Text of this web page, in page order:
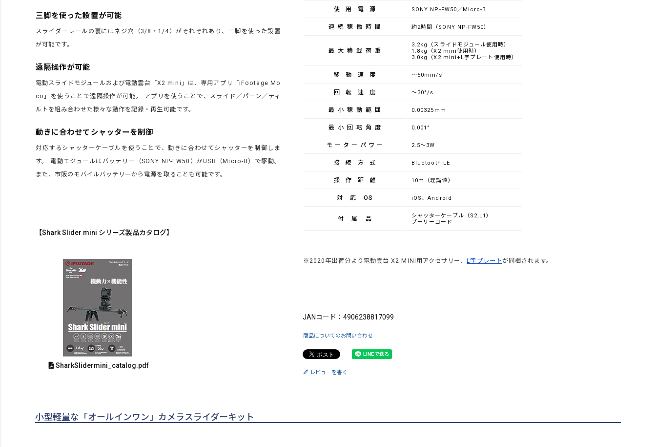
三脚を使った設置が可能
スライダーレールの裏にはネジ穴（3/8・1/4）がそれぞれあり、三脚を使った設置
が可能です。
遠隔操作が可能
電動スライドモジュールおよび電動雲台「X2 mini」は、専用アプリ「iFootage Mo
co」を使うことで遠隔操作が可能。 アプリを使うことで、スライド／パーン／ティ
ルトを組み合わせた様々な動作を記録・再生可能です。
動きに合わせてシャッターを制御
対応するシャッターケーブルを使うことで、動きに合わせてシャッターを制御しま
す。 電動モジュールはバッテリー（SONY NP-FW50）かUSB（Micro-B）で駆動。
また、市販のモバイルバッテリーから電源を取ることも可能です。
【Shark Slider mini シリーズ製品カタログ】
SharkSlidermini_catalog.pdf
使用電源 SONY NP-FW50／Micro-B
連続稼働時間 約2時間（SONY NP-FW50）
最大積載荷重
3.2kg（スライドモジュール使用時）
1.8kg（X2 mini使用時）
3.0kg（X2 mini+L字プレート使用時）
移動速度 ～50mm/s
回転速度 ～30°/s
最小稼動範囲 0.00325mm
最小回転角度 0.001°
モーターパワー 2.5～3W
接続方式 Bluetooth LE
操作距離 10m（理論値）
対応OS iOS、Android
付属品
シャッターケーブル（S2,L1）
プーリーコード
※2020年出荷分より電動雲台 X2 MINI用アクセサリー、 L字プレートが同梱されます。
JANコード：4906238817099
商品についてのお問い合わせ
レビューを書く
小型軽量な「オールインワン」カメラスライダーキット